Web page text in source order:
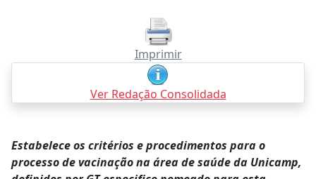
Imprimir
Ver Redação Consolidada
Estabelece os critérios e procedimentos para o
processo de vacinação na área de saúde da Unicamp,